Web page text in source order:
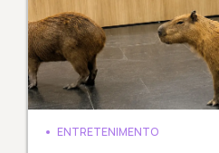
ENTRETENIMENTO